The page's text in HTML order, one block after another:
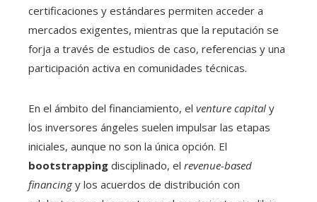
certificaciones y estándares permiten acceder a
mercados exigentes, mientras que la reputación se
forja a través de estudios de caso, referencias y una
participación activa en comunidades técnicas.
En el ámbito del financiamiento, el venture capital y
los inversores ángeles suelen impulsar las etapas
iniciales, aunque no son la única opción. El
bootstrapping disciplinado, el revenue-based
financingy los acuerdos de distribución con